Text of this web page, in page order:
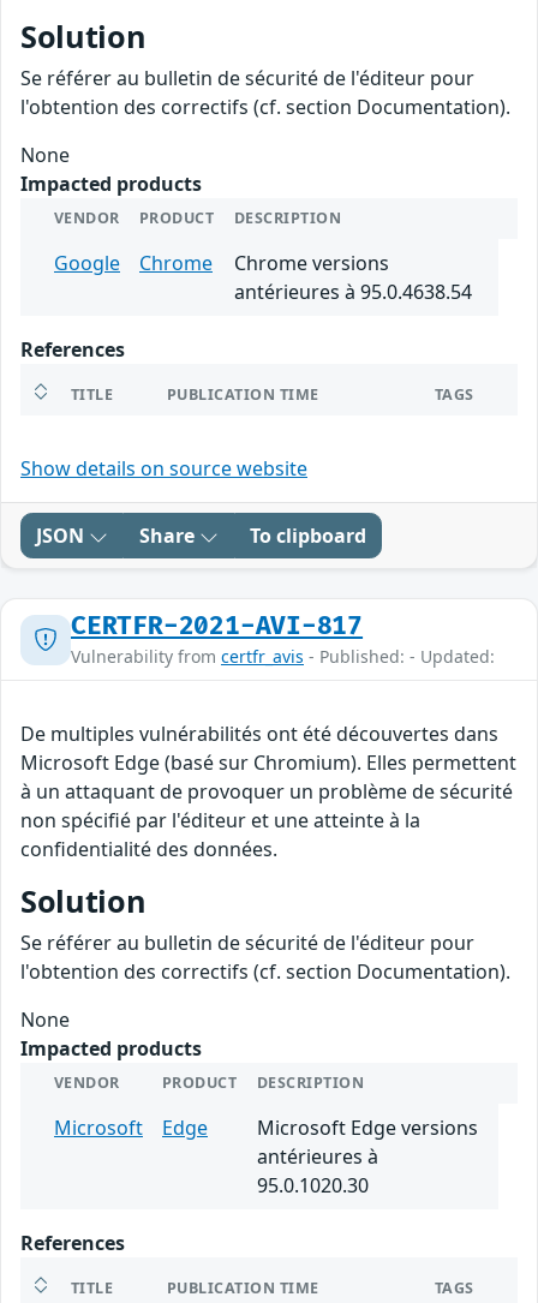
Solution
Se référer au bulletin de sécurité de l'éditeur pour
l'obtention des correctifs (cf. section Documentation).
None
Impacted products
VENDOR PRODUCT DESCRIPTION
Google Chrome
Chrome versions
antérieures à 95.0.4638.54
References
TITLE PUBLICATION TIME TAGS
Show details on source website
JSON Share To clipboard
CERTFR-2021-AVI-817
Vulnerability from certfr_avis - Published: - Updated:
De multiples vulnérabilités ont été découvertes dans
Microsoft Edge (basé sur Chromium). Elles permettent
à un attaquant de provoquer un problème de sécurité
non spécifié par l'éditeur et une atteinte à la
confidentialité des données.
Solution
Se référer au bulletin de sécurité de l'éditeur pour
l'obtention des correctifs (cf. section Documentation).
None
Impacted products
VENDOR PRODUCT DESCRIPTION
Microsoft Edge
Microsoft Edge versions
antérieures à
95.0.1020.30
References
TITLE PUBLICATION TIME TAGS